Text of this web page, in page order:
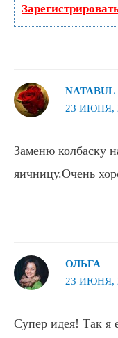
NATABUL
23 ИЮНЯ,
Заменю колбаску
яичницу.Очень
ОЛЬГА
23 ИЮНЯ,
Супер идея! Так я